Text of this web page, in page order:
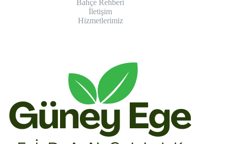
Bahçe Rehberi
İletişim
Hizmetlerimiz